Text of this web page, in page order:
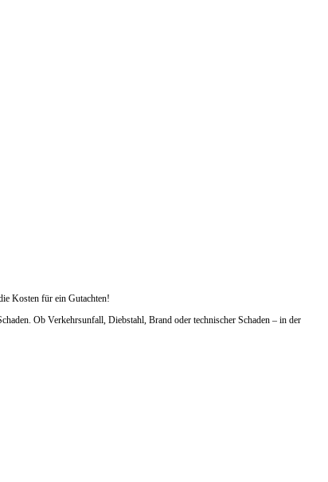
Kosten für ein Gutachten!
Ob Verkehrsunfall, Diebstahl, Brand oder technischer Schaden – in der